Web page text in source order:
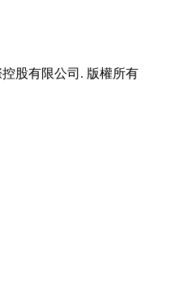
股有限公司. 版權所有